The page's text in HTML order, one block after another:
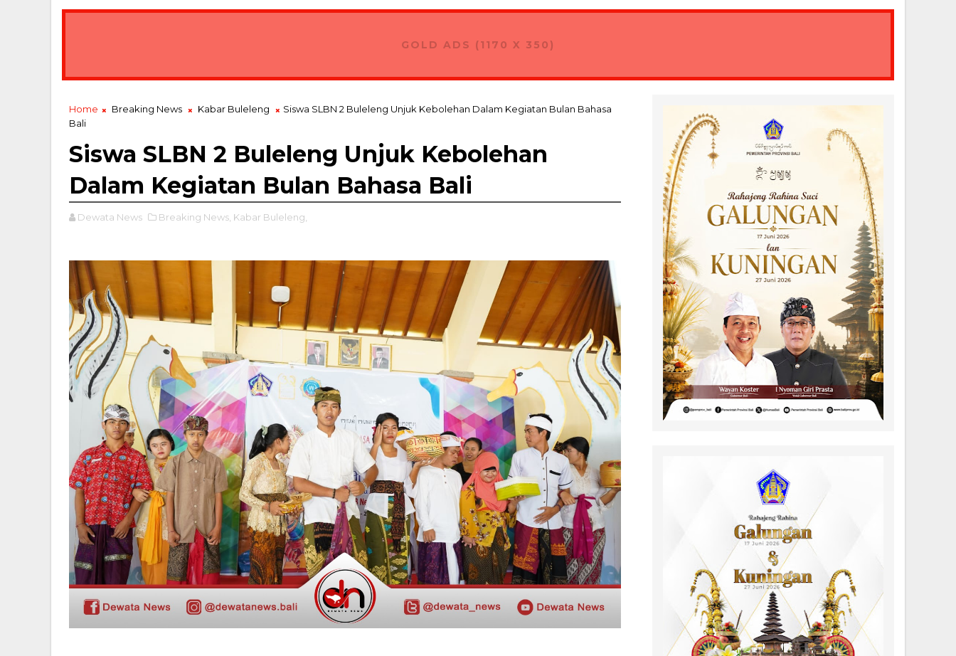
GOLD ADS (1170 X 350)
Home Breaking News Kabar Buleleng
Siswa SLBN 2 Buleleng Unjuk Kebolehan Dalam Kegiatan Bulan Bahasa
Bali
Siswa SLBN 2 Buleleng Unjuk Kebolehan
Dalam Kegiatan Bulan Bahasa Bali
Dewata News Breaking News, Kabar Buleleng,